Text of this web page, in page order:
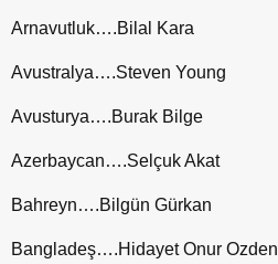
Arnavutluk….Bilal Kara
Avustralya….Steven Young
Avusturya….Burak Bilge
Azerbaycan….Selçuk Akat
Bahreyn….Bilgün Gürkan
Bangladeş….Hidayet Onur Ozden